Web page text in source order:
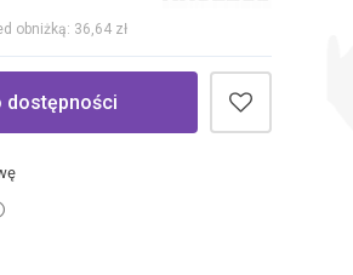
obniżką: 36,64 zł
dostępności